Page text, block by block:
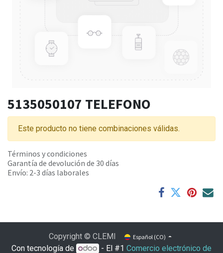
5135050107 TELEFONO
Este producto no tiene combinaciones válidas.
Términos y condiciones
Garantía de devolución de 30 días
Envío: 2-3 días laborales
Copyright © CLEMI Español (CO)
Con tecnología de - El #1Comercio electrónico de